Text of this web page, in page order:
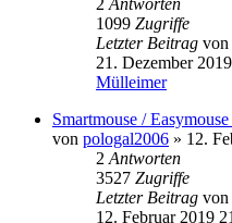
2 Antworten
1099 Zugriffe
Letzter Beitrag von
21. Dezember
Mülleimer
Smartmouse /
von pologal2006 » 12.
2 Antworten
3527 Zugriffe
Letzter Beitrag von
12. Februar 2019